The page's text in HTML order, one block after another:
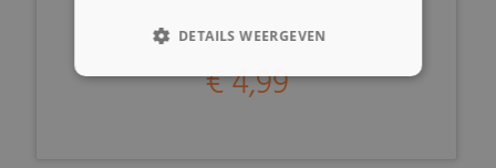
€ 4,99
DETAILS WEERGEVEN